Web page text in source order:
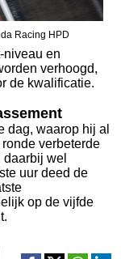
Racing HPD
niveau en
verhoogd,
de kwalificatie.
dag, waarop hij al
verbeterde
wel
uur deed de
op de vijfde